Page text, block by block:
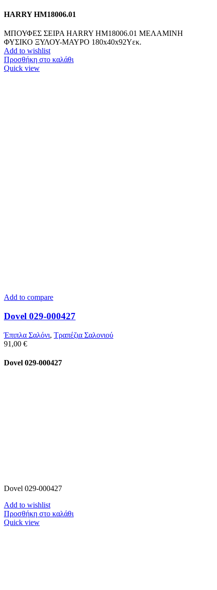
HARRY HM18006.01
ΜΠΟΥΦΕΣ ΣΕΙΡΑ HARRY HM18006.01 ΜΕΛΑΜΙΝΗ
ΦΥΣΙΚΟ ΞΥΛΟΥ-ΜΑΥΡΟ 180x40x92Υεκ.
Add to wishlist
Προσθήκη στο καλάθι
Quick view
Add to compare
Dovel 029-000427
Έπιπλα Σαλόνι, Τραπέζια Σαλονιού
91,00 €
Dovel 029-000427
Dovel 029-000427
Add to wishlist
Προσθήκη στο καλάθι
Quick view